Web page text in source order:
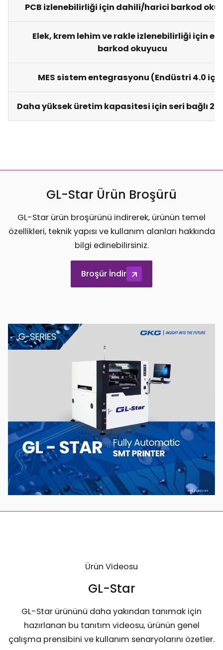
PCB izlenebilirliği için dahili/harici barkod
Elek, krem lehim ve rakle izlenebilirliği için el
barkod okuyucu
MES sistem entegrasyonu (Endüstri 4.0
Daha yüksek üretim kapasitesi için seri bağlı 2
GL-Star Ürün Broşürü
GL-Star ürün broşürünü indirerek, ürünün temel
özellikleri, teknik yapısı ve kullanım alanları hakkında
bilgi edinebilirsiniz.
Broşür İndir
Ürün Videosu
GL-Star
GL-Star ürününü daha yakından tanımak için
hazırlanan bu tanıtım videosu, ürünün genel
çalışma prensibini ve kullanım senaryolarını özetler.